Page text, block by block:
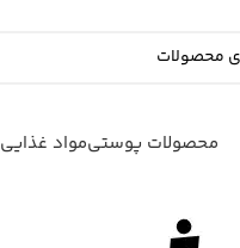
محصولات پوستیمواد غذایی